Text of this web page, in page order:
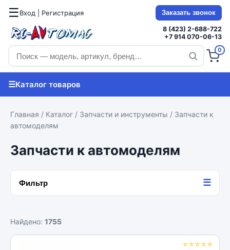
☰Вход | Регистрация Заказать звонок
8 (423) 2-688-722
+7 914 070-06-13
0
☰Каталог товаров
Главная / Каталог / Запчасти и инструменты / Запчасти к
автомоделям
Запчасти к автомоделям
Фильтр ☰
Найдено: 1755
☆☆☆☆☆